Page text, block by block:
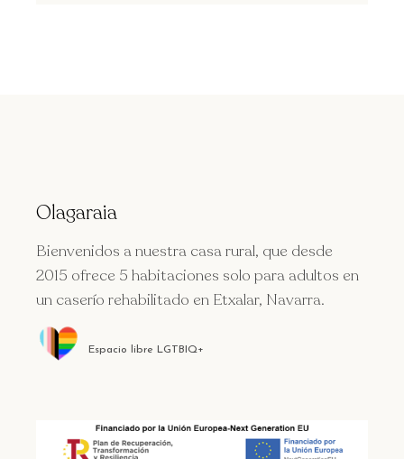
Olagaraia
Bienvenidos a nuestra casa rural, que desde
2015 ofrece 5 habitaciones solo para adultos en
un caserío rehabilitado en Etxalar, Navarra.
Espacio libre LGTBIQ+